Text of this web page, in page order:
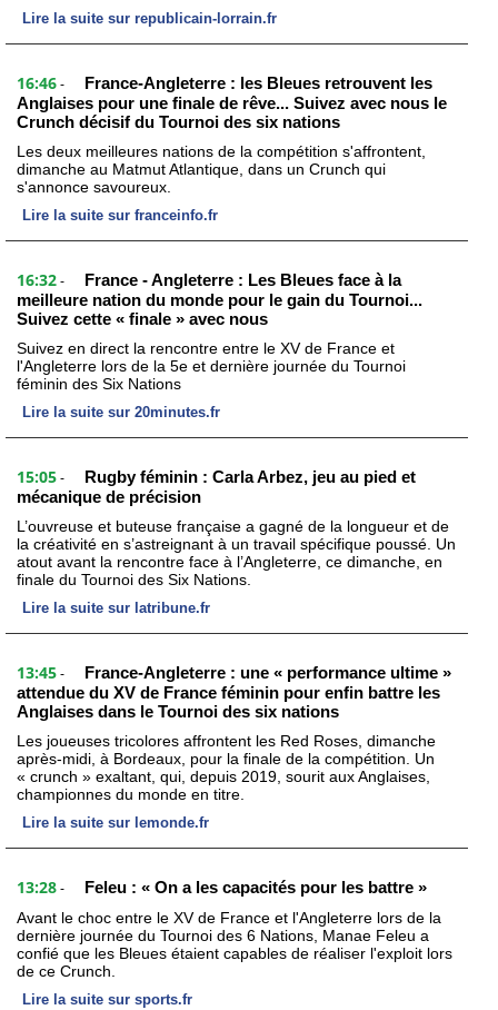
Lire la suite sur republicain-lorrain.fr
16:46 -
France-Angleterre : les Bleues retrouvent les
Anglaises pour une finale de rêve... Suivez avec nous le
Crunch décisif du Tournoi des six nations
Les deux meilleures nations de la compétition s'affrontent,
dimanche au Matmut Atlantique, dans un Crunch qui
s'annonce savoureux.
Lire la suite sur franceinfo.fr
16:32 -
France - Angleterre : Les Bleues face à la
meilleure nation du monde pour le gain du Tournoi...
Suivez cette « finale » avec nous
Suivez en direct la rencontre entre le XV de France et
l'Angleterre lors de la 5e et dernière journée du Tournoi
féminin des Six Nations
Lire la suite sur 20minutes.fr
15:05 -
Rugby féminin : Carla Arbez, jeu au pied et
mécanique de précision
L’ouvreuse et buteuse française a gagné de la longueur et de
la créativité en s’astreignant à un travail spécifique poussé. Un
atout avant la rencontre face à l’Angleterre, ce dimanche, en
finale du Tournoi des Six Nations.
Lire la suite sur latribune.fr
13:45 -
France-Angleterre : une « performance ultime »
attendue du XV de France féminin pour enfin battre les
Anglaises dans le Tournoi des six nations
Les joueuses tricolores affrontent les Red Roses, dimanche
après-midi, à Bordeaux, pour la finale de la compétition. Un
« crunch » exaltant, qui, depuis 2019, sourit aux Anglaises,
championnes du monde en titre.
Lire la suite sur lemonde.fr
13:28 - Feleu : « On a les capacités pour les battre »
Avant le choc entre le XV de France et l'Angleterre lors de la
dernière journée du Tournoi des 6 Nations, Manae Feleu a
confié que les Bleues étaient capables de réaliser l'exploit lors
de ce Crunch.
Lire la suite sur sports.fr